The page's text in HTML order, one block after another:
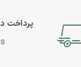
پرداخت